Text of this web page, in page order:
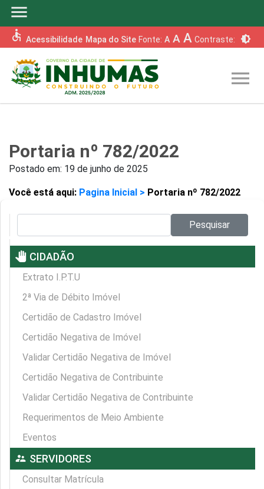
menu
accessible Acessibilidade Mapa do Site Fonte: A A A Contraste: brightness_6
menu
Portaria nº 782/2022
Postado em: 19 de junho de 2025
Você está aqui: Pagina Inicial > Portaria nº 782/2022
Pesquisar
pan_tool CIDADÃO
Extrato I.P.T.U
2ª Via de Débito Imóvel
Certidão de Cadastro Imóvel
Certidão Negativa de Imóvel
Validar Certidão Negativa de Imóvel
Certidão Negativa de Contribuinte
Validar Certidão Negativa de Contribuinte
Requerimentos de Meio Ambiente
Eventos
supervisor_account SERVIDORES
Consultar Matrícula